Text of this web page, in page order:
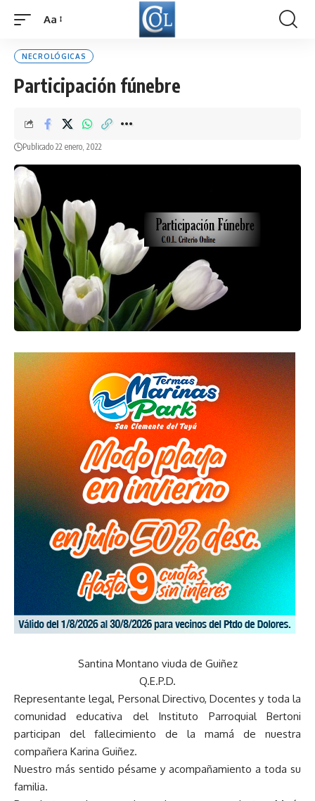
Font
Aa
NECROLÓGICAS
Participación fúnebre
Publicado 22 enero, 2022
Santina Montano viuda de Guiñez
Q.E.P.D.
Representante legal, Personal Directivo, Docentes y toda la
comunidad educativa del Instituto Parroquial Bertoni
participan del fallecimiento de la mamá de nuestra
compañera Karina Guiñez.
Nuestro más sentido pésame y acompañamiento a toda su
familia.